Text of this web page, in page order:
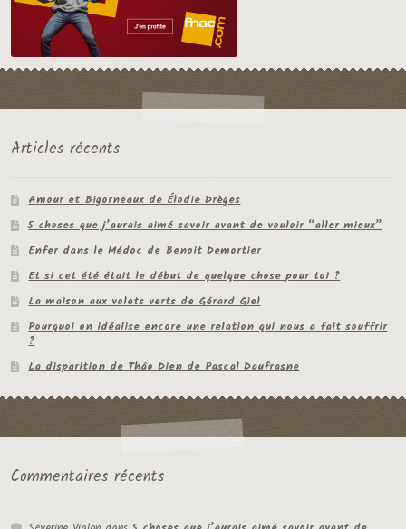
Articles récents
Amour et Bigorneaux de Élodie Drèges
5 choses que j’aurais aimé savoir avant de vouloir “aller mieux”
Enfer dans le Médoc de Benoit Demortier
Et si cet été était le début de quelque chose pour toi ?
La maison aux volets verts de Gérard Giel
Pourquoi on idéalise encore une relation qui nous a fait souffrir
?
La disparition de Thâo Dien de Pascal Daufrasne
Commentaires récents